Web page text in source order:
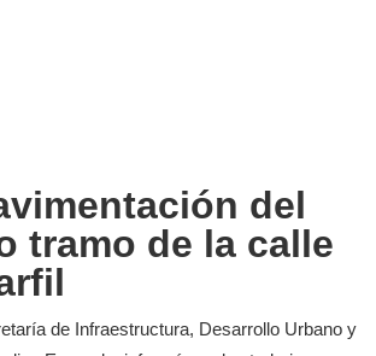
del
tramo de la calle
de Infraestructura, Desarrollo Urbano y